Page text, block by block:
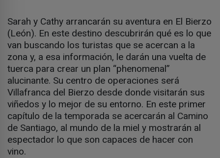
Sarah y Cathy arrancarán su aventura en El Bierzo
(León). En este destino descubrirán qué es lo que
van buscando los turistas que se acercan a la
zona y, a esa información, le darán una vuelta de
tuerca para crear un plan “phenomenal”
alucinante. Su centro de operaciones será
Villafranca del Bierzo desde donde visitarán sus
viñedos y lo mejor de su entorno. En este primer
capítulo de la temporada se acercarán al Camino
de Santiago, al mundo de la miel y mostrarán al
espectador lo que son capaces de hacer con
vino.